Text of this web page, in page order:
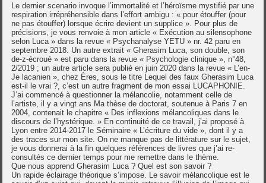
Le dernier scenario invoque l’immortalité et l’héroïsme mystifié par une
respiration irrépréhensible dans l’effort ambigu : « pour étouffer (pour
ne pas étouffer) lorsque écrire devient un supplice ». Pour plus de
précisions, je vous renvoie à mon article « Exécution au silensophone
selon Luca » dans la revue « Psychanalyse YETU » nr. 42 paru en
septembre 2018. Un autre extrait « Gherasim Luca, son double, son
de-z-écroué » est paru dans la revue « Psychologie clinique », n°48,
2/2019 ; un autre article sera publié en juin 2020 dans la revue « L’en-
Je lacanien », chez Ères, sous le titre Lequel des faux Gherasim Luca
est-il le vrai ?, c’est un autre fragment de mon essai LUCAPHONIE.
J’ai commencé à questionner la mélancolie, notamment celle de
l’artiste, il y a vingt ans Ma thèse de doctorat, soutenue à Paris 7 en
2004, contenait le chapitre « Des inflexions mélancoliques dans le
discours de l’hystérique. » En continuité de ce travail, j’ai proposé à
Lyon entre 2014-2017 le Séminaire « L’écriture du vide », dont il y a
des traces sur mon site. On ne manque pas de littérature sur le sujet,
je vous donnerai à la fin quelques références de livres que j’ai re-
consultés ce dernier temps pour me remettre dans le thème.
Que nous apprend Gherasim Luca ? Quel est son savoir ?
Un rapide éclairage théorique s’impose. Le savoir mélancolique est le